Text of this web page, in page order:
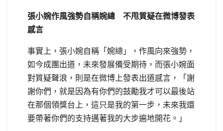
張小婉作風強勢自稱婉總 不甩質疑在微博發表
感言
事實上，張小婉自稱「婉總」，作風向來強勢，
如今成團出道，未來發展備受期待，而張小婉面
對質疑聲浪，則是在微博上發表出道感言，「謝
謝你們，就是因為有你們的鼓勵我才可以最後站
在那個領獎台上，這只是我的第一步，未來我還
要帶著你們的支持邁著我的大步遍地開花。」